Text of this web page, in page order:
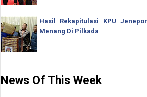
Hasil Rekapitulasi KPU
Menang Di Pilkada
News Of This Week